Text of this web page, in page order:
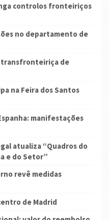
controlos fronteiriços
no departamento de
transfronteiriça de
na Feira dos Santos
manifestações
atualiza “Quadros do
e do Setor”
revê medidas
de Madrid